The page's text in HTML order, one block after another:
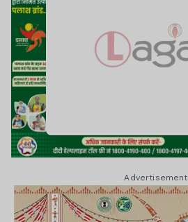
Advertisement